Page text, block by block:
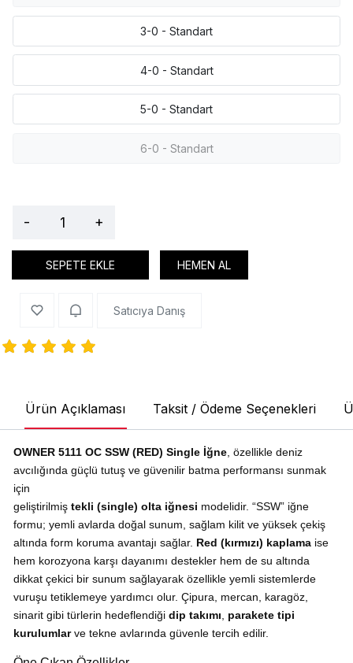
3-0 - Standart
4-0 - Standart
5-0 - Standart
6-0 - Standart
- +
SEPETE EKLE HEMEN AL
Satıcıya Danış
Ürün Açıklaması Taksit / Ödeme Seçenekleri
OWNER 5111 OC SSW (RED) Single İğne, özellikle deniz
avcılığında güçlü tutuş ve güvenilir batma performansı sunmak
için
geliştirilmiş tekli (single) olta iğnesi modelidir. “SSW” iğne
formu; yemli avlarda doğal sunum, sağlam kilit ve yüksek çekiş
altında form koruma avantajı sağlar. Red (kırmızı) kaplamaise
hem korozyona karşı dayanımı destekler hem de su altında
dikkat çekici bir sunum sağlayarak özellikle yemli sistemlerde
vuruşu tetiklemeye yardımcı olur. Çipura, mercan, karagöz,
sinarit gibi türlerin hedeflendiği dip takımı
parakete tipi
kurulumlarve tekne avlarında güvenle tercih edilir.